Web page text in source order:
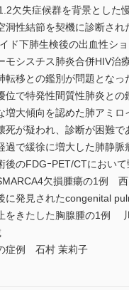
欠失症候群を背景とした
洞性結節を契機に診断さ
ド下肺生検後の出血性シ
モシスチス肺炎合併HIV
転移との鑑別が問題とな
位で特発性間質性肺炎と
増大傾向を認めた肺アミ
死が疑われ、診断が困難
過で緩徐に増大した肺静
後のFDGｰPET/CTにおい
欠損腫瘍の1例
に発見されたcongenital
をきたした胸腺腫の1例
症例 石村 茉莉子